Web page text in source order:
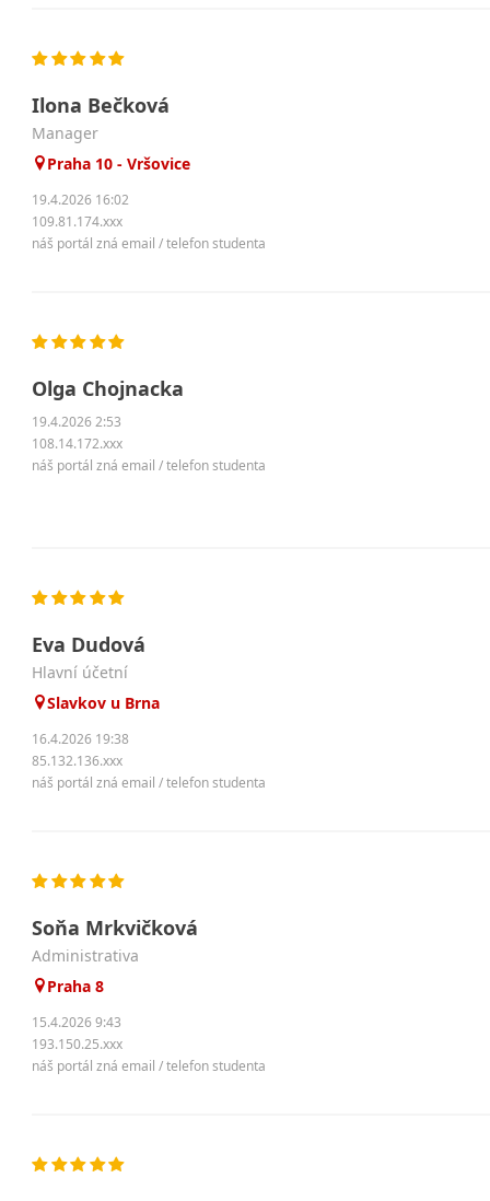
Ilona Bečková
manager
Praha 10 - Vršovice
19.4.2026 16:02
109.81.174.xxx
náš portál zná email / telefon studenta
Olga Chojnacka
19.4.2026 2:53
108.14.172.xxx
náš portál zná email / telefon studenta
Eva Dudová
hlavní účetní
Slavkov u Brna
16.4.2026 19:38
85.132.136.xxx
náš portál zná email / telefon studenta
Soňa Mrkvičková
administrativa
Praha 8
15.4.2026 9:43
193.150.25.xxx
náš portál zná email / telefon studenta